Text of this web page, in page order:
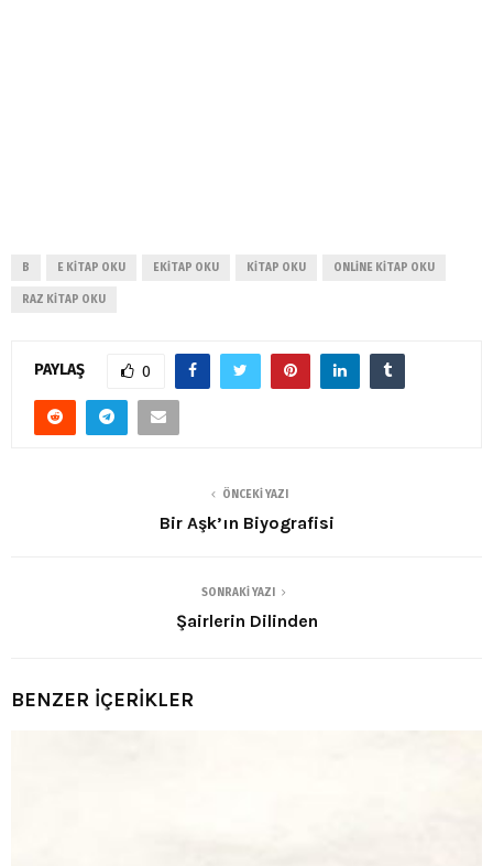
B E KITAP OKU EKITAP OKU KITAP OKU ONLINE KITAP OKU
RAZ KITAP OKU
PAYLAŞ 0
ÖNCEKI YAZI
Bir Aşk’ın Biyografisi
SONRAKI YAZI
Şairlerin Dilinden
BENZER İÇERİKLER